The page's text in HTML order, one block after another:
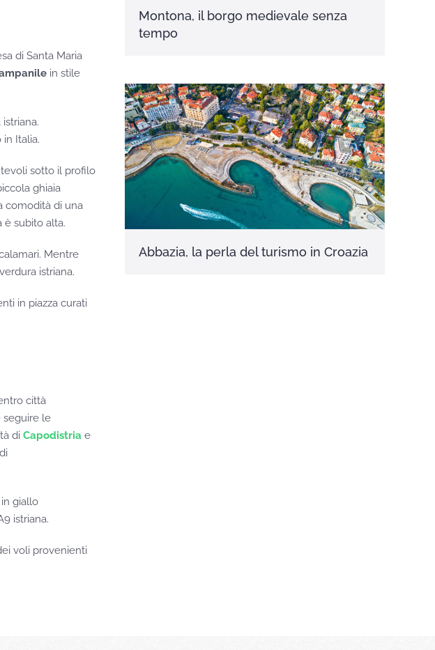
di Santa Maria
in stile
Italia.
sotto il profilo
ghiaia
comodità di una
è subito alta.
Mentre
istriana.
in piazza curati
città
le
di Capodistria e
giallo
istriana.
voli provenienti
Montona, il borgo medievale senza
tempo
Abbazia, la perla del turismo in Croazia